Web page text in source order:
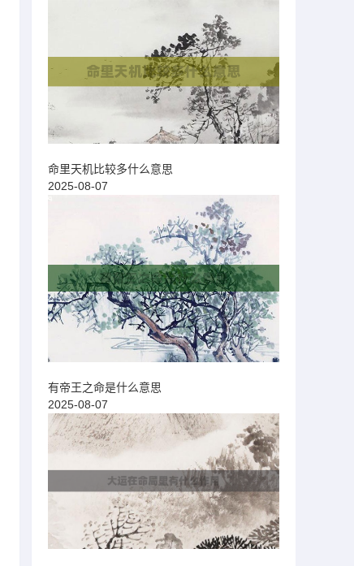
命里天机比较多什么意思
2025-08-07
有帝王之命是什么意思
2025-08-07